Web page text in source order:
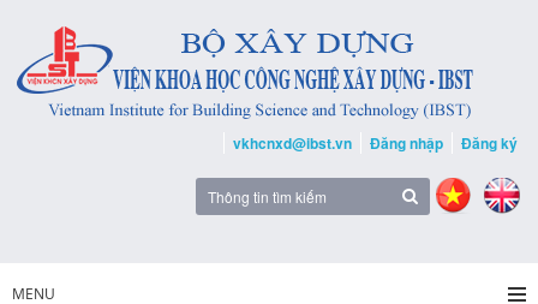
vkhcnxd@ibst.vn Đăng nhập Đăng ký
MENU